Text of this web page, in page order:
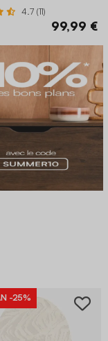
4.7 (11)
99,99 €
-25%